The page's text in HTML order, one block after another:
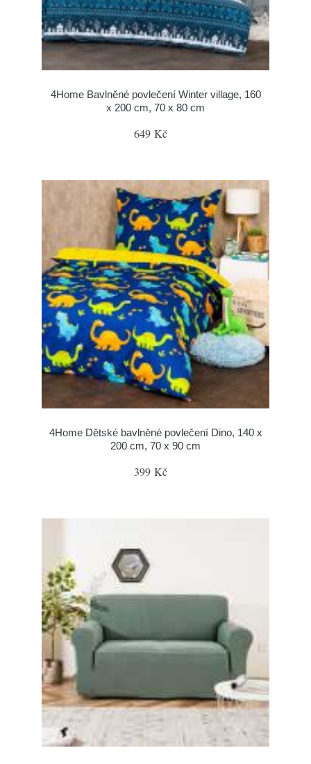
4Home Bavlněné povlečení Winter village, 160
x 200 cm, 70 x 80 cm
649 Kč
4Home Dětské bavlněné povlečení Dino, 140 x
200 cm, 70 x 90 cm
399 Kč